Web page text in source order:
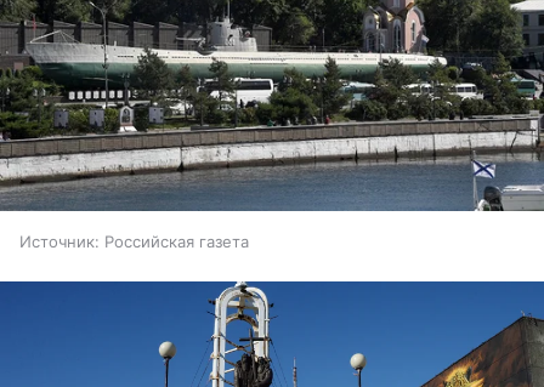
Источник: Российская газета